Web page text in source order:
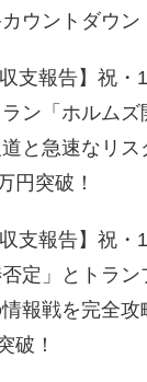
ウントダウン
収支報告】祝・
ン「ホルムズ
と急速なリス
円突破！
収支報告】祝・
定」とトラン
報戦を完全攻
破！